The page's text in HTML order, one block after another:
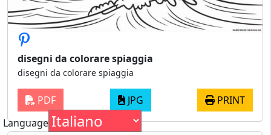
disegni da colorare spiaggia
disegni da colorare spiaggia
PDF JPG
PRINT
Language